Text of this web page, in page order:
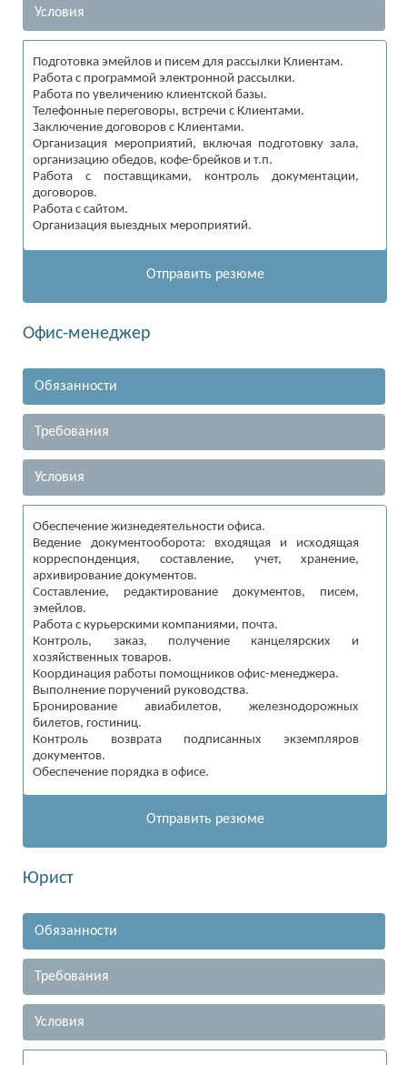
Условия
Подготовка эмейлов и писем для рассылки Клиентам.
Работа с программой электронной рассылки.
Работа по увеличению клиентской базы.
Телефонные переговоры, встречи с Клиентами.
Заключение договоров с Клиентами.
Организация мероприятий, включая подготовку зала,
организацию обедов, кофе-брейков и т.п.
Работа с поставщиками, контроль документации,
договоров.
Работа с сайтом.
Организация выездных мероприятий.
Отправить резюме
Офис-менеджер
Обязанности
Требования
Условия
Обеспечение жизнедеятельности офиса.
Ведение документооборота: входящая и исходящая
корреспонденция, составление, учет, хранение,
архивирование документов.
Составление, редактирование документов, писем,
эмейлов.
Работа с курьерскими компаниями, почта.
Контроль, заказ, получение канцелярских и
хозяйственных товаров.
Координация работы помощников офис-менеджера.
Выполнение поручений руководства.
Бронирование авиабилетов, железнодорожных
билетов, гостиниц.
Контроль возврата подписанных экземпляров
документов.
Обеспечение порядка в офисе.
Отправить резюме
Юрист
Обязанности
Требования
Условия